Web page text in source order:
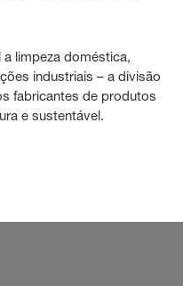
limpeza doméstica,
industriais – a divisão
fabricantes de produtos
e sustentável.